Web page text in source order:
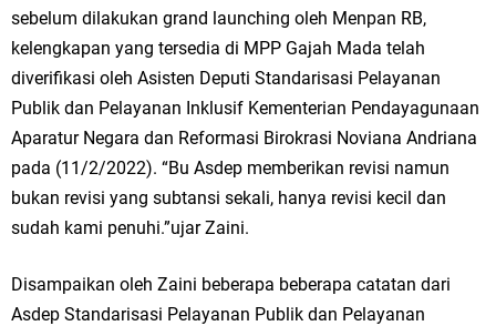
yang Terus Istiqomah
Ketua DPD Golkar Gresik Wongso Negoro Sambut Tahun Baru Islam
1448 H dengan Doa Kedamaian
Wakil Ketua DPRD Gresik Mujid Riduan Sampaikan Doa dan Harapan di
Tahun Baru Islam 1448 H
Husnul Aqib, M.M. untuk Negeri
sebelum dilakukan grand launching oleh Menpan RB,
kelengkapan yang tersedia di MPP Gajah Mada telah
diverifikasi oleh Asisten Deputi Standarisasi Pelayanan
Publik dan Pelayanan Inklusif Kementerian Pendayagunaan
Aparatur Negara dan Reformasi Birokrasi Noviana Andriana
pada (11/2/2022). “Bu Asdep memberikan revisi namun
bukan revisi yang subtansi sekali, hanya revisi kecil dan
sudah kami penuhi.”ujar Zaini.
Disampaikan oleh Zaini beberapa beberapa catatan dari
Asdep Standarisasi Pelayanan Publik dan Pelayanan